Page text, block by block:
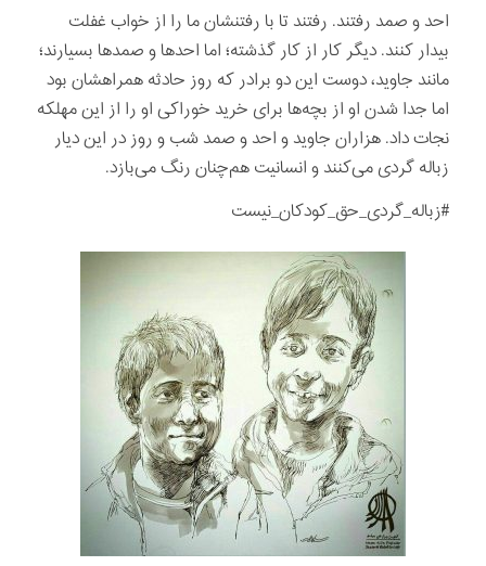
احد و صمد رفتند. رفتند تا با رفتنشان ما را از خواب غفلت
بیدار کنند. دیگر کار از کار گذشته؛ اما احدها و صمدها بسیارند؛
مانند جاوید، دوست این دو برادر که روز حادثه همراهشان بود
اما جدا شدن او از بچه‌ها برای خرید خوراکی او را از این مهلکه
نجات داد. هزاران جاوید و احد و صمد شب و روز در این دیار
زباله گردی می‌کنند و انسانیت هم‌چنان رنگ می‌بازد.
#زباله_گردی_حق_کودکان_نیست